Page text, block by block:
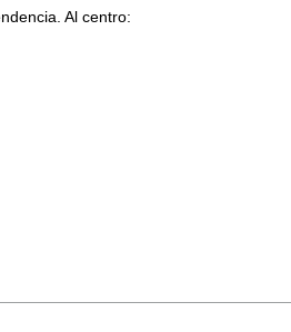
Al centro: